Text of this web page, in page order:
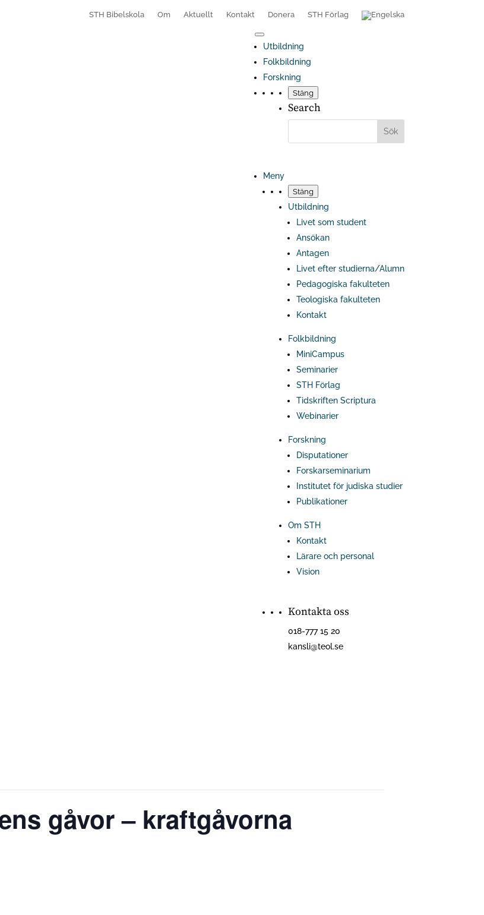
STH Bibelskola Om Aktuellt Kontakt Donera STH Förlag
Utbildning
Folkbildning
Forskning
Stäng
Search
Meny
Stäng
Utbildning
Livet som student
Ansökan
Antagen
Livet efter studierna/Alumn
Pedagogiska fakulteten
Teologiska fakulteten
Kontakt
Folkbildning
MiniCampus
Seminarier
STH Förlag
Tidskriften Scriptura
Webinarier
Forskning
Disputationer
Forskarseminarium
Institutet för judiska studier
Publikationer
Om STH
Kontakt
Lärare och personal
Vision
Kontakta oss
018-777 15 20
kansli@teol.se
gåvor – kraftgåvorna